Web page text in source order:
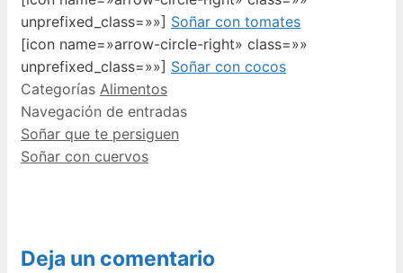
unprefixed_class=»»] Soñar con tomates
[icon name=»arrow-circle-right» class=»»
unprefixed_class=»»] Soñar con cocos
Categorías Alimentos
Navegación de entradas
Soñar que te persiguen
Soñar con cuervos
Deja un comentario